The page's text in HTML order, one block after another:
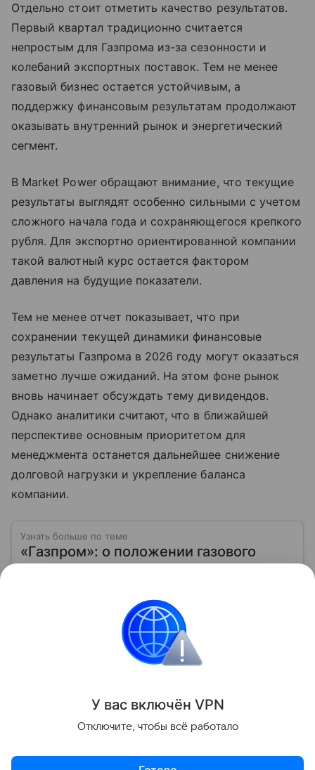
Отдельно стоит отметить качество результатов.
Первый квартал традиционно считается
непростым для Газпрома из-за сезонности и
колебаний экспортных поставок. Тем не менее
газовый бизнес остается устойчивым, а
поддержку финансовым результатам продолжают
оказывать внутренний рынок и энергетический
сегмент.
В Market Power обращают внимание, что текущие
результаты выглядят особенно сильными с учетом
сложного начала года и сохраняющегося крепкого
рубля. Для экспортно ориентированной компании
такой валютный курс остается фактором
давления на будущие показатели.
Тем не менее отчет показывает, что при
сохранении текущей динамики финансовые
результаты Газпрома в 2026 году могут оказаться
заметно лучше ожиданий. На этом фоне рынок
вновь начинает обсуждать тему дивидендов.
Однако аналитики считают, что в ближайшей
перспективе основным приоритетом для
менеджмента останется дальнейшее снижение
долговой нагрузки и укрепление баланса
компании.
Узнать больше по теме
«Газпром»: о положении газового
Расскажем, как инвестировать в ценные бумаги
компании «Газпром», а также какие прогнозы дают
эксперты о стоимости ее акций.
Поделиться
У вас включён VPN
Отключите, чтобы всё работало